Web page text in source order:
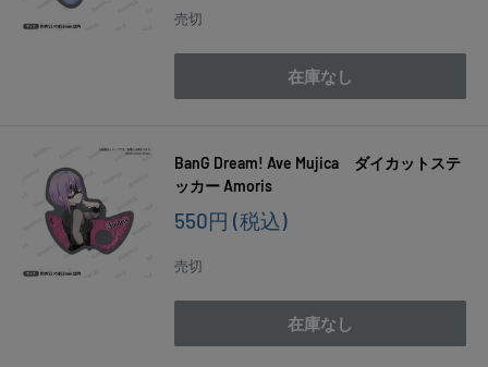
価
格
売切
在庫なし
BanG Dream! Ave Mujica ダイカットステ
ッカー Amoris
販
価
格
550円 (税込)
売切
在庫なし